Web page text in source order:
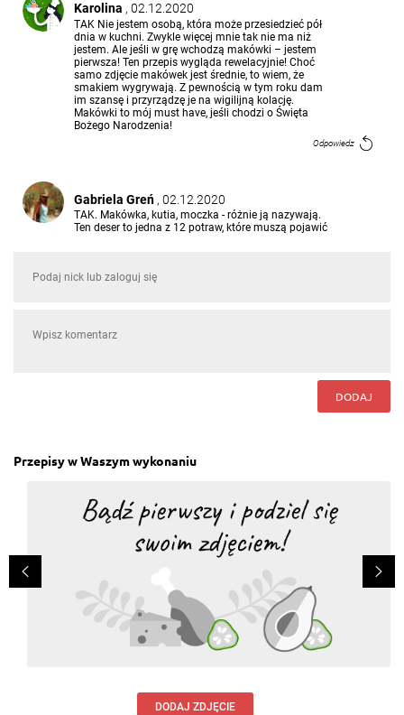
Karolina , 02.12.2020
TAK Nie jestem osobą, która może przesiedzieć pół
dnia w kuchni. Zwykle więcej mnie tak nie ma niż
jestem. Ale jeśli w grę wchodzą makówki – jestem
pierwsza! Ten przepis wygląda rewelacyjnie! Choć
samo zdjęcie makówek jest średnie, to wiem, że
smakiem wygrywają. Z pewnością w tym roku dam
im szansę i przyrządzę je na wigilijną kolację.
Makówki to mój must have, jeśli chodzi o Święta
Bożego Narodzenia!
Odpowiedz
Gabriela Greń , 02.12.2020
TAK. Makówka, kutia, moczka - różnie ją nazywają.
Ten deser to jedna z 12 potraw, które muszą pojawić
Odpowiedzi (1)
DODAJ
Przepisy w Waszym wykonaniu
DODAJ ZDJĘCIE